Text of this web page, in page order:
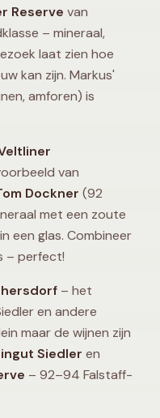
Reserve van
– mineraal,
laat zien hoe
kan zijn. Markus'
amforen) is
van
Dockner (92
met een zoute
een glas. Combineer
– perfect!
– het
en andere
maar de wijnen zijn
Siedler en
– 92–94 Falstaff-